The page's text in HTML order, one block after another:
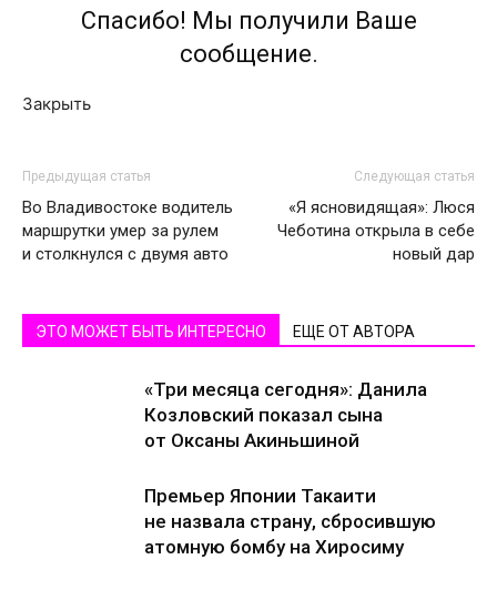
Спасибо! Мы получили Ваше
сообщение.
Закрыть
Предыдущая статья
Во Владивостоке водитель
маршрутки умер за рулем
и столкнулся с двумя авто
Следующая статья
«Я ясновидящая»: Люся
Чеботина открыла в себе
новый дар
ЭТО МОЖЕТ БЫТЬ ИНТЕРЕСНО ЕЩЕ ОТ АВТОРА
«Три месяца сегодня»: Данила
Козловский показал сына
от Оксаны Акиньшиной
Премьер Японии Такаити
не назвала страну, сбросившую
атомную бомбу на Хиросиму